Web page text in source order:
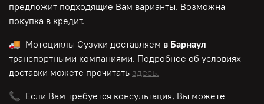
предложит подходящие Вам варианты. Возможна
покупка в кредит.
🚚 Мотоциклы Сузуки доставляем в Барнаул
транспортными компаниями. Подробнее об условиях
доставки можете прочитать здесь.
📞 Если Вам требуется консультация, Вы можете